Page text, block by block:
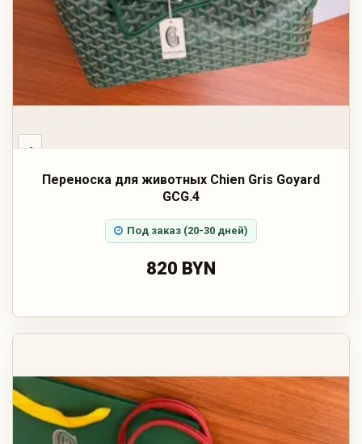
‹
Переноска для животных Chien Gris Goyard
GCG.4
Под заказ (20-30 дней)
820 BYN